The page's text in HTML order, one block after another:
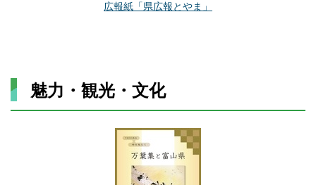
広報紙「県広報とやま」
魅力・観光・文化